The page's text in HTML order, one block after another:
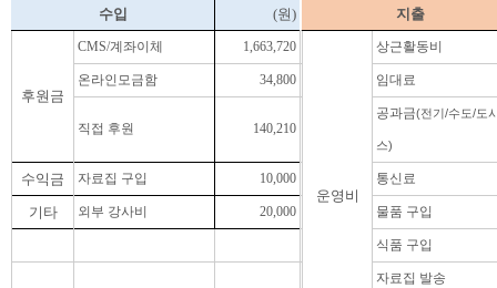
수입 (원) 지출
후원금
CMS/계좌이체 1,663,720
운영비
상근활동비
온라인모금함 34,800 임대료
직접 후원 140,210
공과금(전기/수도/도
스)
수익금 자료집 구입 10,000 통신료
기타 외부 강사비 20,000 물품 구입
식품 구입
자료집 발송